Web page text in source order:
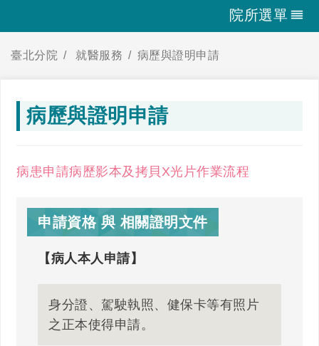
院所選單
臺北分院 就醫服務 病歷與證明申請
病歷與證明申請
病患申請病歷影本及拷貝X光片作業流程
申請資格 與 相關證明文件
【病人本人申請】
身分證、駕駛執照、健保卡等有照片
之正本使得申請。